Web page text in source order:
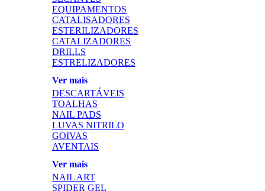
EQUIPAMENTOS
CATALISADORES
ESTERILIZADORES
CATALIZADORES
DRILLS
ESTRELIZADORES
Ver mais
DESCARTÁVEIS
TOALHAS
NAIL PADS
LUVAS NITRILO
GOIVAS
AVENTAIS
Ver mais
NAIL ART
SPIDER GEL